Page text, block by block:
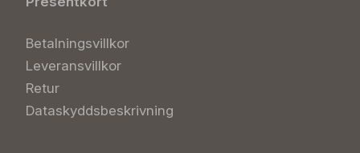
Betalningsvillkor
Leveransvillkor
Retur
Dataskyddsbeskrivning